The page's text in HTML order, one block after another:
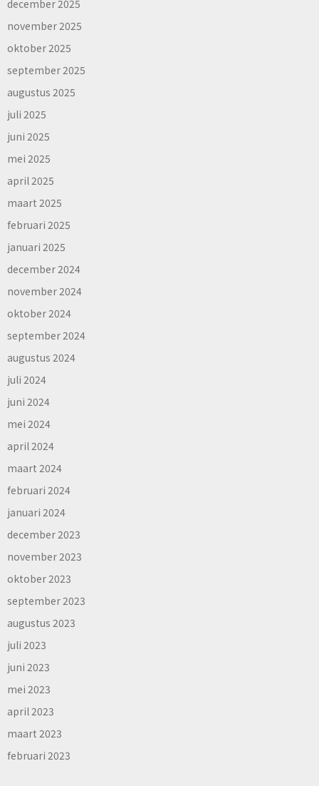
december 2025
november 2025
oktober 2025
september 2025
augustus 2025
juli 2025
juni 2025
mei 2025
april 2025
maart 2025
februari 2025
januari 2025
december 2024
november 2024
oktober 2024
september 2024
augustus 2024
juli 2024
juni 2024
mei 2024
april 2024
maart 2024
februari 2024
januari 2024
december 2023
november 2023
oktober 2023
september 2023
augustus 2023
juli 2023
juni 2023
mei 2023
april 2023
maart 2023
februari 2023